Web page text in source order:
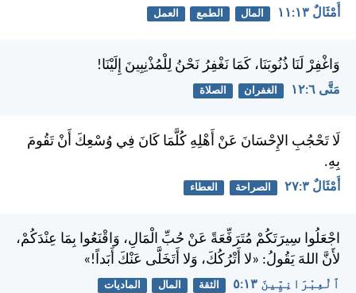
أَمْثَالٌ ١٣:‏١١ المال الطمع العمل
وَاغْفِرْ لَنَا ذُنُوبَنَا، كَمَا نَغْفِرُ نَحْنُ لِلْمُذْنِبِينَ إِلَيْنَا!
مَتَّى ٦:‏١٢ الغفران الصلاة
لَا تَحْجُبِ الإِحْسَانَ عَنْ أَهْلِهِ كُلَّمَا كَانَ فِي وُسْعِكَ أَنْ تَقُومَ
بِهِ.
أَمْثَالٌ ٣:‏٢٧ الصراحة العطاء
اجْعَلُوا سِيرَتَكُمْ مُتَرَفِّعَةً عَنْ حُبِّ الْمَالِ، وَاقْنَعُوا بِمَا عِنْدَكُمْ،
لأَنَّ اللهَ يَقُولُ: «لا أَتْرُكُكَ، وَلا أَتَخَلَّى عَنْكَ أَبَداً!»
ٱلْعِبْرَانِيِّينَ ١٣:‏٥ الثقة المال الماديات